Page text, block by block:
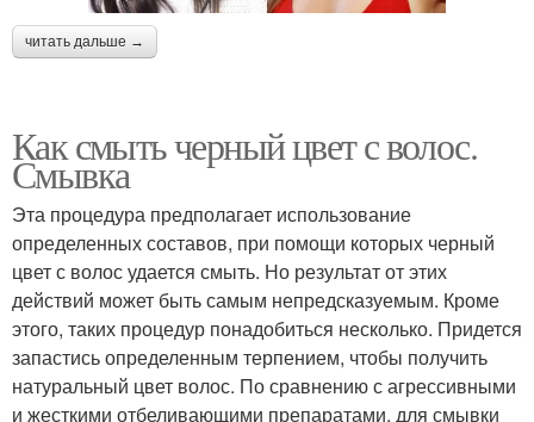
читать дальше →
Как смыть черный цвет с волос.
Смывка
Эта процедура предполагает использование
определенных составов, при помощи которых черный
цвет с волос удается смыть. Но результат от этих
действий может быть самым непредсказуемым. Кроме
этого, таких процедур понадобиться несколько. Придется
запастись определенным терпением, чтобы получить
натуральный цвет волос. По сравнению с агрессивными
и жесткими отбеливающими препаратами, для смывки